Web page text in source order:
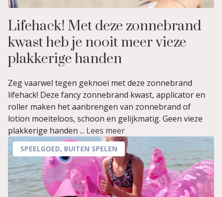
Lifehack! Met deze zonnebrand
kwast heb je nooit meer vieze
plakkerige handen
Zeg vaarwel tegen geknoei met deze zonnebrand
lifehack! Deze fancy zonnebrand kwast, applicator en
roller maken het aanbrengen van zonnebrand of
lotion moeiteloos, schoon en gelijkmatig. Geen vieze
plakkerige handen ... Lees meer
SPEELGOED, BUITEN SPELEN